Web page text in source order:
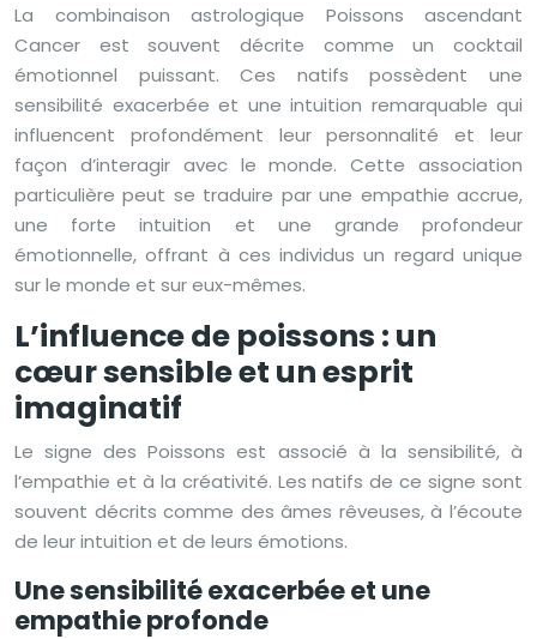
La combinaison astrologique Poissons ascendant
Cancer est souvent décrite comme un cocktail
émotionnel puissant. Ces natifs possèdent une
sensibilité exacerbée et une intuition remarquable qui
influencent profondément leur personnalité et leur
façon d’interagir avec le monde. Cette association
particulière peut se traduire par une empathie accrue,
une forte intuition et une grande profondeur
émotionnelle, offrant à ces individus un regard unique
sur le monde et sur eux-mêmes.
L’influence de poissons : un
cœur sensible et un esprit
imaginatif
Le signe des Poissons est associé à la sensibilité, à
l’empathie et à la créativité. Les natifs de ce signe sont
souvent décrits comme des âmes rêveuses, à l’écoute
de leur intuition et de leurs émotions.
Une sensibilité exacerbée et une
empathie profonde